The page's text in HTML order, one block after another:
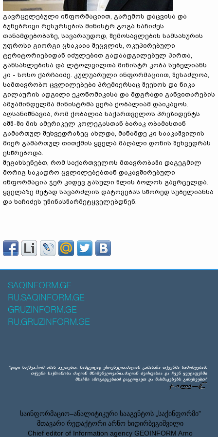
გავრცელებული ინფორმაციით, გარემოს დაცვისა და
ბუნებრივი რესურსების მინისტრ გოგა ხაჩიძეს
თანამდებობაზე, სავარაუდოდ, შემოსავლების სამსახურის
უფროსი გიორგი ცხაკაია შეცვლის, ოკუპირებული
ტერიტორიებიდან იძულებით გადაადგილებულ პირთა,
განსახლებისა და ლტოლვილთა მინისტრ კობა სუბელიანს
კი - სოსო ქარჩაიძე. კულუარული ინფორმაციით, შესაძლოა,
სამთავრობო ცვლილებები პრემიერსაც შეეხოს და ნიკა
გილაურის ადგილი ეკონომიკისა და მდგრადი განვითარების
ამჟამინდელმა მინისტრმა ვერა ქობალიამ დაიკავოს.
აღსანიშნავია, რომ ქობალია საქართველოს პრეზიდენტს
აშშ-ში მის ამერიკელ კოლეგასთან ბარაკ ობამასთან
გამართულ შეხვედრაზეც ახლდა, მანამდე კი სააკაშვილის
მიერ გამართულ თითქმის ყველა მაღალი დონის შეხვედრას
ესწრებოდა.
შეგახსენებთ, რომ საქართველოს მთავრობაში დაგეგმილ
მორიგ საკადრო ცვლილებებთან დაკავშირებული
ინფორმაცია ჯერ კიდევ გასული წლის ბოლოს გავრცელდა.
ყველაზე მეტად სავარძლის დატოვებას სწორედ სუბელიანსა
და ხაჩიძეს უწინასწარმეტყველებდნენ.
SAQINFORM.GE
RU.SAQINFORM.GE
GRUZINFORM.GE
RU.GRUZINFORM.GE
საინფორმაციო–ანალიტიკური სააგენტოს „საქინფორმი”
მთავარი რედაქტორი არნო ხიდირბეგიშვილი
Chief editor of Information agency GEOINFORM Arno